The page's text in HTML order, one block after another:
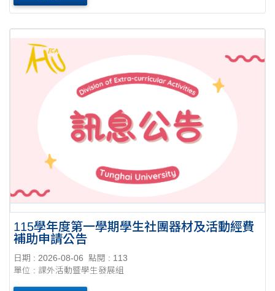
總經費僅有14萬元，故按照各社團評鑑成績比....
115學年度第一學期學生社團器材及活動經費
補助申請公告
日期 : 2026-08-06
點閱 : 113
單位 : 課外活動暨學生發展組